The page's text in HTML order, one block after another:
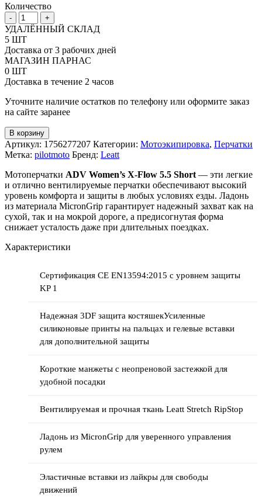
Количество
-
Количество
товара
Женские
перчатки
Leatt
ADV
X-
5.5
Short
+
УДАЛЁННЫЙ СКЛАД
5 ШТ
Доставка от 3 рабочих дней
МАГАЗИН ПАРНАС
0 ШТ
Доставка в течение 2 часов
Уточните наличие остатков по телефону или оформите заказ
на сайте заранее
В корзину
Артикул: 1756277207 Категории: Мотоэкипировка, Перчатки
Метка: pilotmoto Бренд: Leatt
Мотоперчатки ADV Women’s X-Flow 5.5 Short — эти легкие
и отлично вентилируемые перчатки обеспечивают высокий
уровень комфорта и защиты в любых условиях езды. Ладонь
из материала MicronGrip гарантирует надежный захват как на
сухой, так и на мокрой дороге, а предисогнутая форма
снижает усталость даже при длительных поездках.
Характеристики
Сертификация CE EN13594:2015 с уровнем защиты
KP 1
Надежная 3DF защита костяшекУсиленные
силиконовые принты на пальцах и гелевые вставки
для дополнительной защиты
Короткие манжеты с неопреновой застежкой для
удобной посадки
Вентилируемая и прочная ткань Leatt Stretch RipStop
Ладонь из MicronGrip для уверенного управления
рулем
Эластичные вставки из лайкры для свободы
движений